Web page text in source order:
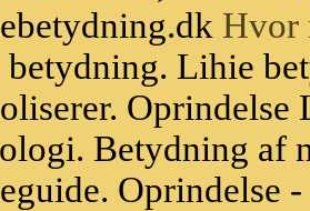
Hvor
betydning. Lihie
Oprindelse
Betydning af
Oprindelse